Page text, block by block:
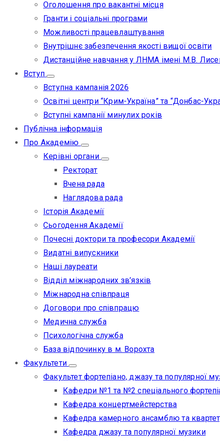
Оголошення про вакантні місця
Гранти і соціальні програми
Можливості працевлаштування
Внутрішнє забезпечення якості вищої освіти
Дистанційне навчання у ЛНМА імені М.В.
Вступ
Вступна кампанія 2026
Освітні центри “Крим-Україна” та “Донбас-
Вступні кампанії минулих років
Публічна інформація
Про Академію
Керівні органи
Ректорат
Вчена рада
Наглядова рада
Історія Академії
Сьогодення Академії
Почесні доктори та професори Академії
Видатні випускники
Наші лауреати
Відділ міжнародних зв’язків
Міжнародна співпраця
Договори про співпрацю
Медична служба
Психологічна служба
База відпочинку в м. Ворохта
Факультети
Факультет фортепіано, джазу та популярної
Кафедри №1 та №2 спеціального
Кафедра концертмейстерства
Кафедра камерного ансамблю та
Кафедра джазу та популярної музики